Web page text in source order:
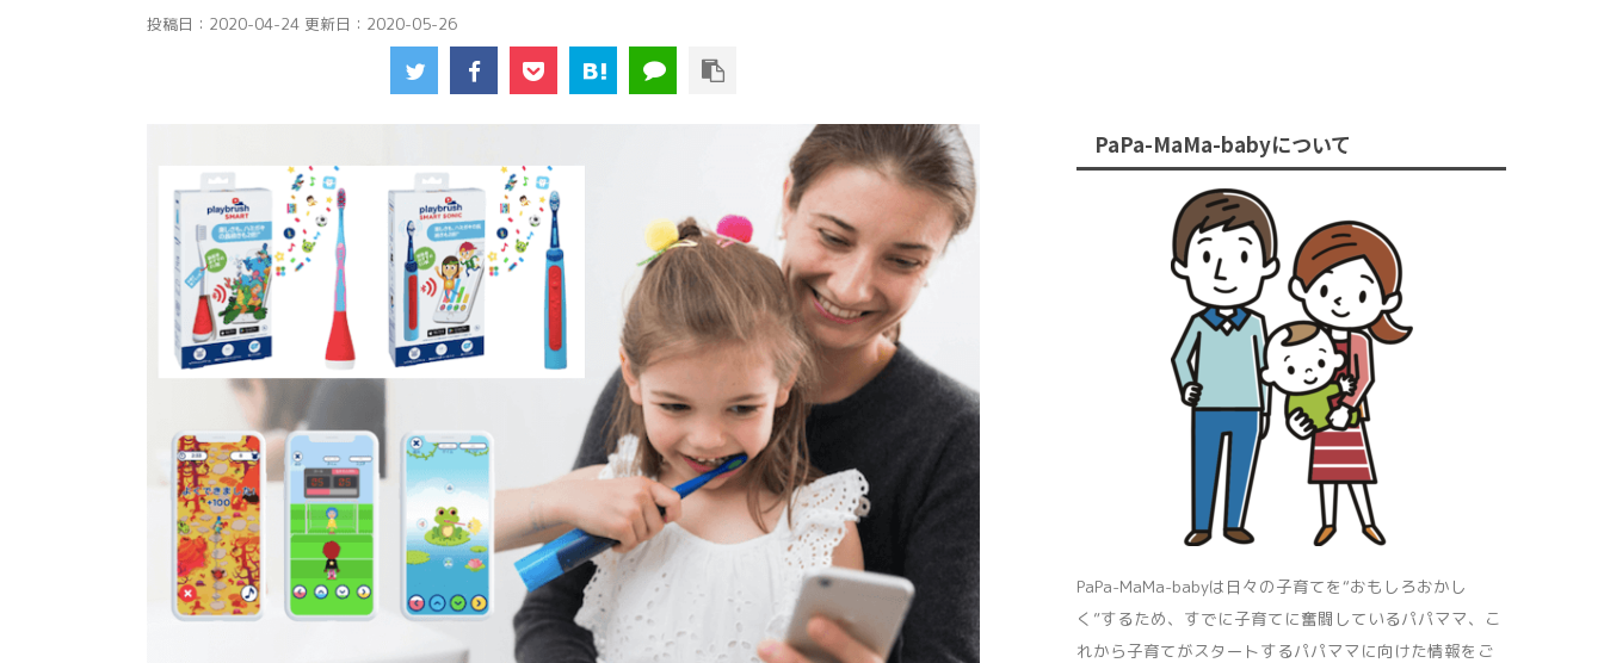
投稿日：2020-04-24 更新日： 2020-05-26
PaPa-MaMa-babyについて
PaPa-MaMa-babyは日々の子育てを“おもしろおかし
く”するため、すでに子育てに奮闘しているパパママ、こ
れから子育てがスタートするパパママに向けた情報をご